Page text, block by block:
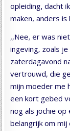
opleiding, dacht
maken, anders is
,,Nee, er was
ingeving, zoals
zaterdagavond
vertrouwd, die
mijn moeder me
een kort gebed
nog als jochie op
belangrijk om